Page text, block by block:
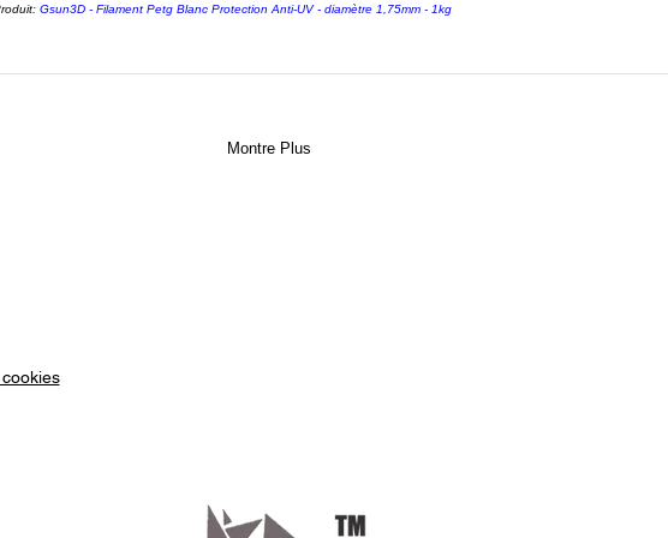
Poids du filament
Gsun3D - Filament Petg Blanc Protection Anti-UV - diamètre 1,75mm - 1kg
Montre Plus